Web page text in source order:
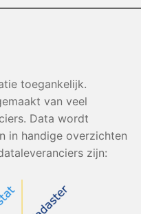
toegankelijk.
van veel
Data wordt
in handige overzichten
zijn: